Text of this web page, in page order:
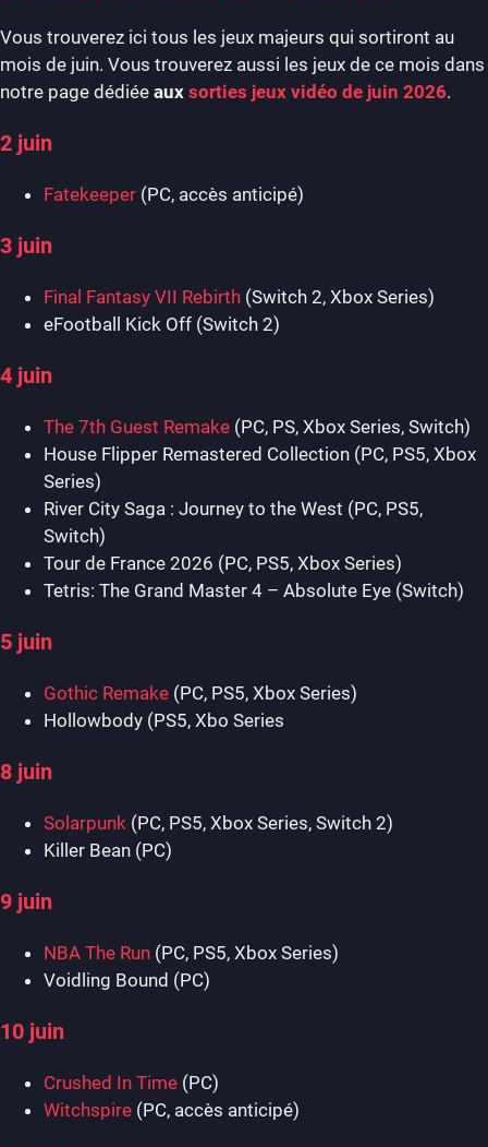
Vous trouverez ici tous les jeux majeurs qui sortiront au
mois de juin. Vous trouverez aussi les jeux de ce mois dans
notre page dédiée aux sorties jeux vidéo de juin 2026.
2 juin
Fatekeeper (PC, accès anticipé)
3 juin
Final Fantasy VII Rebirth (Switch 2, Xbox Series)
eFootball Kick Off (Switch 2)
4 juin
The 7th Guest Remake (PC, PS, Xbox Series, Switch)
House Flipper Remastered Collection (PC, PS5, Xbox
Series)
River City Saga : Journey to the West (PC, PS5,
Switch)
Tour de France 2026 (PC, PS5, Xbox Series)
Tetris: The Grand Master 4 – Absolute Eye (Switch)
5 juin
Gothic Remake (PC, PS5, Xbox Series)
Hollowbody (PS5, Xbo Series
8 juin
Solarpunk (PC, PS5, Xbox Series, Switch 2)
Killer Bean (PC)
9 juin
NBA The Run (PC, PS5, Xbox Series)
Voidling Bound (PC)
10 juin
Crushed In Time (PC)
Witchspire (PC, accès anticipé)